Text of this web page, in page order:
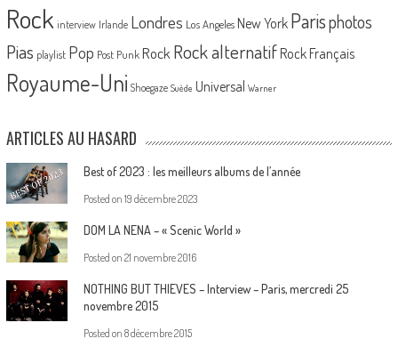
Rock interview Irlande Londres Los Angeles New York Parisphotos
Pias playlist Pop Post Punk Rock Rock alternatif Rock Français
Royaume-Uni Shoegaze Suède Universal Warner
ARTICLES AU HASARD
Best of 2023 : les meilleurs albums de l’année
Posted on 19 décembre 2023
DOM LA NENA – « Scenic World »
Posted on 21 novembre 2016
NOTHING BUT THIEVES – Interview – Paris, mercredi 25
novembre 2015
Posted on 8 décembre 2015